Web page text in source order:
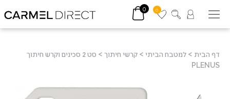
0
0
דף הבית > למטבח הביתי > קרשי חיתוך >
סט 2 סכינים וקרש חיתוך
PLENUS